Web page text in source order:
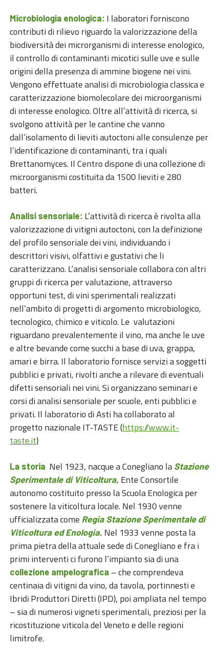
Microbiologia enologica: I laboratori forniscono
contributi di rilievo riguardo la valorizzazione della
biodiversità dei microrganismi di interesse enologico,
il controllo di contaminanti micotici sulle uve e sulle
origini della presenza di ammine biogene nei vini.
Vengono effettuate analisi di microbiologia classica e
caratterizzazione biomolecolare dei microorganismi
di interesse enologico. Oltre all’attività di ricerca, si
svolgono attività per le cantine che vanno
dall’isolamento di lieviti autoctoni alle consulenze per
l’identificazione di contaminanti, tra i quali
Brettanomyces. Il Centro dispone di una collezione di
microorganismi costituita da 1500 lieviti e 280
batteri.
Analisi sensoriale: L’attività di ricerca è rivolta alla
valorizzazione di vitigni autoctoni, con la definizione
del profilo sensoriale dei vini, individuando i
descrittori visivi, olfattivi e gustativi che li
caratterizzano. L’analisi sensoriale collabora con altri
gruppi di ricerca per valutazione, attraverso
opportuni test, di vini sperimentali realizzati
nell’ambito di progetti di argomento microbiologico,
tecnologico, chimico e viticolo. Le valutazioni
riguardano prevalentemente il vino, ma anche le uve
e altre bevande come succhi a base di uva, grappa,
amari e birra. Il laboratorio fornisce servizi a soggetti
pubblici e privati, rivolti anche a rilevare di eventuali
difetti sensoriali nei vini. Si organizzano seminari e
corsi di analisi sensoriale per scuole, enti pubblici e
privati. Il laboratorio di Asti ha collaborato al
progetto nazionale IT-TASTE (https://www.it-
taste.it)
La storia Nel 1923, nacque a Conegliano la Stazione
Sperimentale di Viticoltura, Ente Consortile
autonomo costituito presso la Scuola Enologica per
sostenere la viticoltura locale. Nel 1930 venne
ufficializzata come Regia Stazione Sperimentale di
Viticoltura ed Enologia. Nel 1933 venne posta la
prima pietra della attuale sede di Conegliano e fra i
primi interventi ci furono l’impianto sia di una
collezione ampelografica – che comprendeva
centinaia di vitigni da vino, da tavola, portinnesti e
Ibridi Produttori Diretti (IPD), poi ampliata nel tempo
– sia di numerosi vigneti sperimentali, preziosi per la
ricostituzione viticola del Veneto e delle regioni
limitrofe.